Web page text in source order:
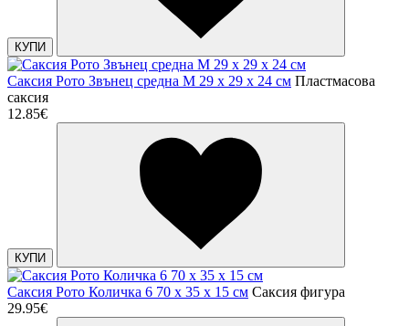
КУПИ
Саксия Рото Звънец средна M 29 x 29 x 24 см Пластмасова
саксия
12.85€
КУПИ
Саксия Рото Количка 6 70 x 35 x 15 см Саксия фигура
29.95€